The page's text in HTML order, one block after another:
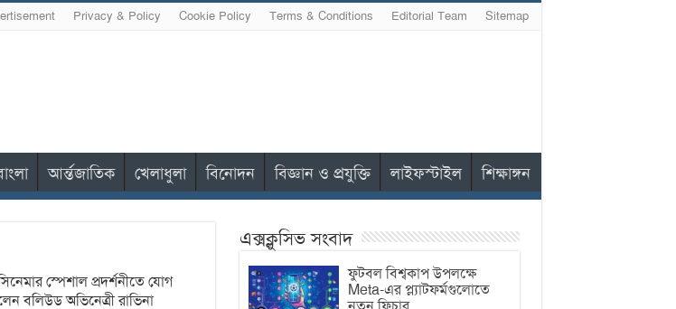
Privacy & Policy Cookie Policy Terms & Conditions Editorial Team Sitemap
আর্ন্তজাতিক খেলাধুলা বিনোদন বিজ্ঞান ও প্রযুক্তি লাইফস্টাইল শিক্ষাঙ্গন
স্পেশাল প্রদর্শনীতে যোগ
বলিউড অভিনেত্রী রাভিনা
এক্সক্লুসিভ সংবাদ
ফুটবল বিশ্বকাপ উপলক্ষে
Meta-এর প্ল্যাটফর্মগুলোতে